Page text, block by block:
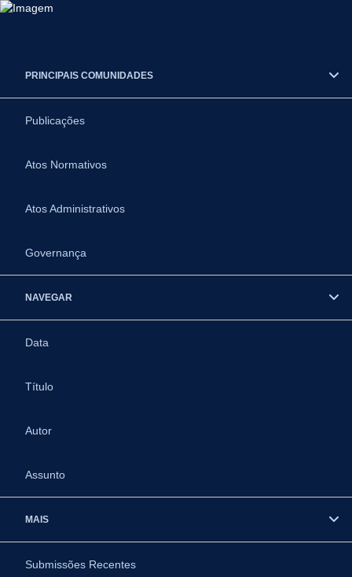
PRINCIPAIS COMUNIDADES
Publicações
Atos Normativos
Atos Administrativos
Governança
NAVEGAR
Data
Título
Autor
Assunto
MAIS
Submissões Recentes